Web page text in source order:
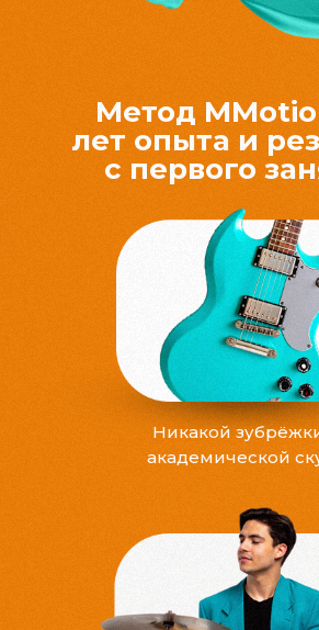
Никакой
академической
Метод
лет опыта и
с первого